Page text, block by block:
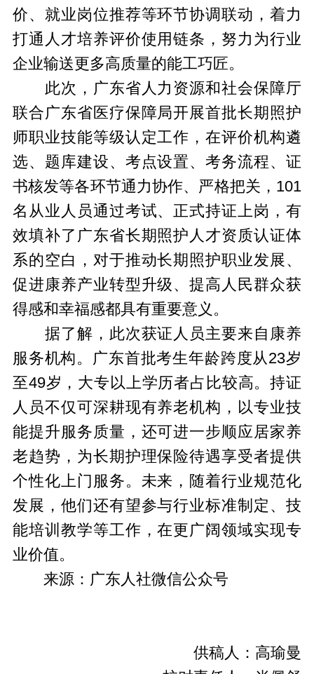
价、就业岗位推荐等环节协调联动，着力
打通人才培养评价使用链条，努力为行业
企业输送更多高质量的能工巧匠。
此次，广东省人力资源和社会保障厅
联合广东省医疗保障局开展首批长期照护
师职业技能等级认定工作，在评价机构遴
选、题库建设、考点设置、考务流程、证
书核发等各环节通力协作、严格把关，101
名从业人员通过考试、正式持证上岗，有
效填补了广东省长期照护人才资质认证体
系的空白，对于推动长期照护职业发展、
促进康养产业转型升级、提高人民群众获
得感和幸福感都具有重要意义。
据了解，此次获证人员主要来自康养
服务机构。广东首批考生年龄跨度从23岁
至49岁，大专以上学历者占比较高。持证
人员不仅可深耕现有养老机构，以专业技
能提升服务质量，还可进一步顺应居家养
老趋势，为长期护理保险待遇享受者提供
个性化上门服务。未来，随着行业规范化
发展，他们还有望参与行业标准制定、技
能培训教学等工作，在更广阔领域实现专
业价值。
来源：广东人社微信公众号
供稿人：高瑜曼